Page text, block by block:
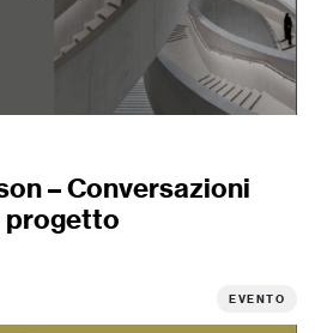
– Conversazioni
progetto
EVENTO